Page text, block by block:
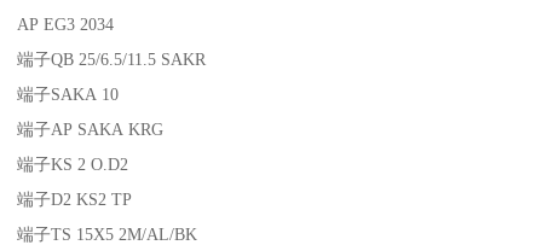
AP EG3 2034
端子QB 25/6.5/11.5 SAKR
端子SAKA 10
端子AP SAKA KRG
端子KS 2 O.D2
端子D2 KS2 TP
端子TS 15X5 2M/AL/BK